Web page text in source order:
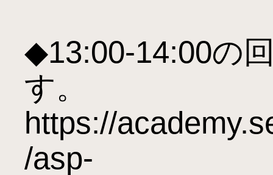
◆13:00-14:00の
す。
https://
/asp-